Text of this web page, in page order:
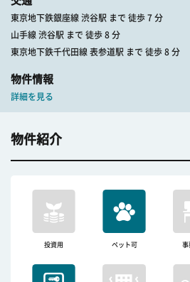
東京地下鉄銀座線 渋谷駅 まで 徒歩 7 分
山手線 渋谷駅 まで 徒歩 8 分
東京地下鉄千代田線 表参道駅 まで 徒歩 8 分
物件情報
詳細を見る
物件紹介
投資用 ペット可 事